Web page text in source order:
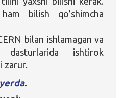
bilish qo’shimcha
bilan ishlamagan va
ishtirok
zarur.